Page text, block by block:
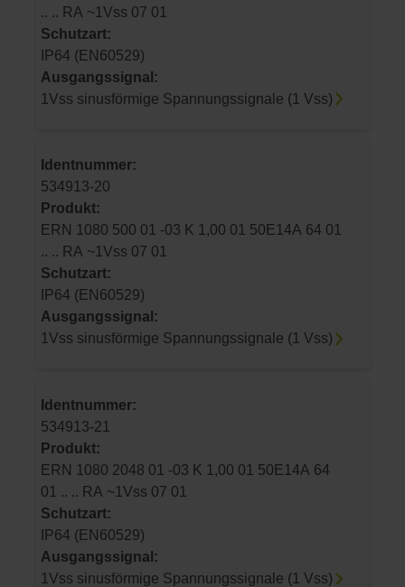
.. .. RA ~1Vss 07 01
Schutzart:
IP64 (EN60529)
Ausgangssignal:
1Vss sinusförmige Spannungssignale (1 Vss)
Identnummer:
534913-20
Produkt:
ERN 1080 500 01 -03 K 1,00 01 50E14A 64 01
.. .. RA ~1Vss 07 01
Schutzart:
IP64 (EN60529)
Ausgangssignal:
1Vss sinusförmige Spannungssignale (1 Vss)
Identnummer:
534913-21
Produkt:
ERN 1080 2048 01 -03 K 1,00 01 50E14A 64
01 .. .. RA ~1Vss 07 01
Schutzart:
IP64 (EN60529)
Ausgangssignal:
1Vss sinusförmige Spannungssignale (1 Vss)